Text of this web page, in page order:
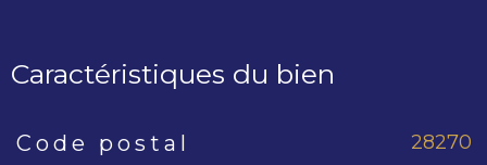
Caractéristiques du bien
Caractéristiques
Code postal 28270